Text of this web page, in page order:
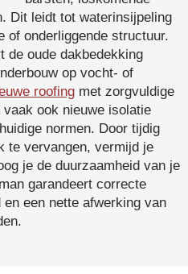
Dit leidt tot waterinsijpeling
of onderliggende structuur.
de oude dakbedekking
op vocht- of
roofing met zorgvuldige
ook nieuwe isolatie
normen. Door tijdig
te vervangen, vermijd je
je de duurzaamheid van je
garandeert correcte
een nette afwerking van